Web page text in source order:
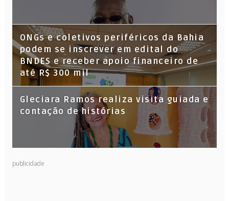
ONGs e coletivos periféricos da Bahia
podem se inscrever em edital do
BNDES e receber apoio financeiro de
até R$ 300 mil
Gleciara Ramos realiza visita guiada e
contação de histórias
publicidade